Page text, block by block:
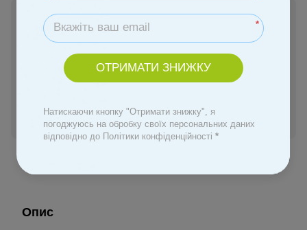
Немає в наявності
5 046 грн
Повідомити, коли з'явиться
Увійтидля відображення персональної знижки
Опис
*
ОТРИМАТИ ЗНИЖКУ
Натискаючи кнопку "Отримати знижку", я
погоджуюсь на обробку своїх персональних даних
відповідно до Політики конфіденційності *